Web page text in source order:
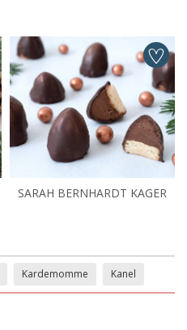
SARAH BERNHARDT KAGER
Kardemomme Kanel